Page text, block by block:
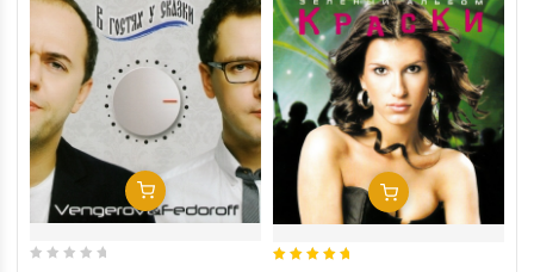
Добавить В Корзину Добавить В Корзину